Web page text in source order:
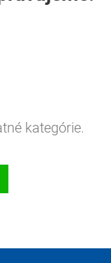
kategórie.